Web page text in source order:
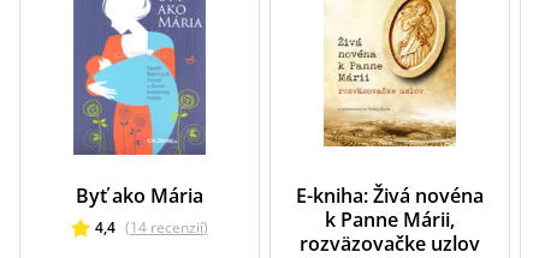
Byť ako Mária
4,4 (14 recenzií)
E-kniha: Živá novéna
k Panne Márii,
rozväzovačke uzlov